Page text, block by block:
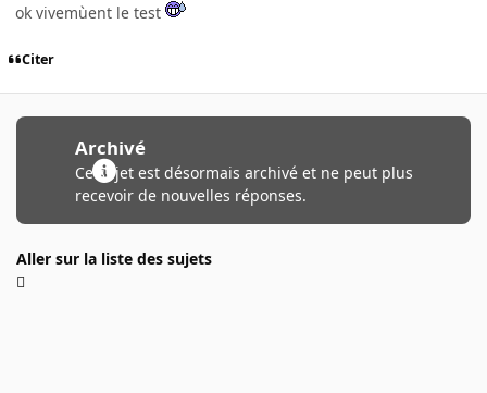
ok vivemùent le test
Citer
Archivé
Ce sujet est désormais archivé et ne peut plus
recevoir de nouvelles réponses.
Aller sur la liste des sujets